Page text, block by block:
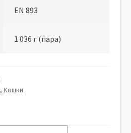
EN 893
1 036 г (пара)
,Кошки